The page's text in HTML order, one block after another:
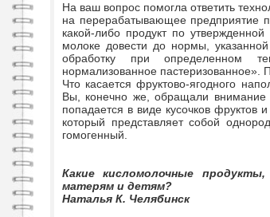
На ваш вопрос помогла ответить
на перерабатывающее предприятие
какой-либо продукт по
молоке довести до нормы,
обработку при определенном
нормализованное пастеризованное».
Что касается фруктово-ягодного
Вы, конечно же, обращали внимание
попадается в виде кусочков фруктов
который представляет собой
гомогенный.
Какие кисломолочные
матерям и детям?
Наталья К. Челябинск